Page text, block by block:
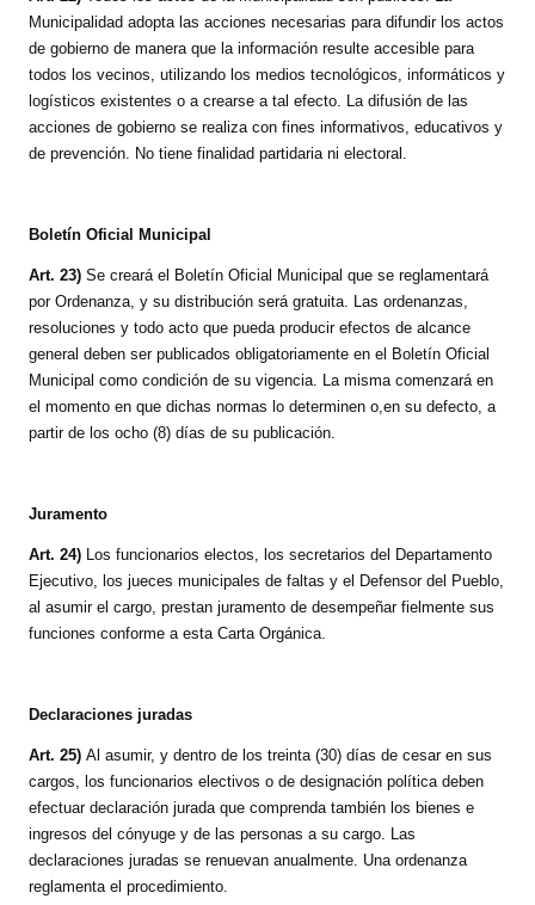
Municipalidad adopta las acciones necesarias para difundir los actos
de gobierno de manera que la información resulte accesible para
todos los vecinos, utilizando los medios tecnológicos, informáticos y
logísticos existentes o a crearse a tal efecto. La difusión de las
acciones de gobierno se realiza con fines informativos, educativos y
de prevención. No tiene finalidad partidaria ni electoral.
Boletín Oficial Municipal
Art. 23) Se creará el Boletín Oficial Municipal que se reglamentará
por Ordenanza, y su distribución será gratuita. Las ordenanzas,
resoluciones y todo acto que pueda producir efectos de alcance
general deben ser publicados obligatoriamente en el Boletín Oficial
Municipal como condición de su vigencia. La misma comenzará en
el momento en que dichas normas lo determinen o,en su defecto, a
partir de los ocho (8) días de su publicación.
Juramento
Art. 24) Los funcionarios electos, los secretarios del Departamento
Ejecutivo, los jueces municipales de faltas y el Defensor del Pueblo,
al asumir el cargo, prestan juramento de desempeñar fielmente sus
funciones conforme a esta Carta Orgánica.
Declaraciones juradas
Art. 25) Al asumir, y dentro de los treinta (30) días de cesar en sus
cargos, los funcionarios electivos o de designación política deben
efectuar declaración jurada que comprenda también los bienes e
ingresos del cónyuge y de las personas a su cargo. Las
declaraciones juradas se renuevan anualmente. Una ordenanza
reglamenta el procedimiento.